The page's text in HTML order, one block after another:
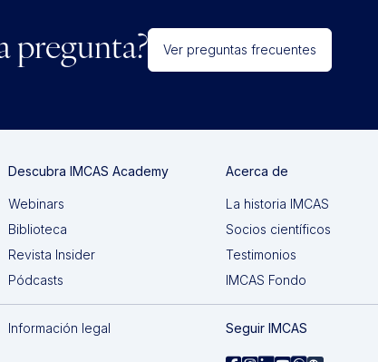
pregunta? Ver preguntas frecuentes
Descubra IMCAS Academy
Webinars
Biblioteca
Revista Insider
Pódcasts
Acerca de
La historia IMCAS
Socios científicos
Testimonios
IMCAS Fondo
Información legal Seguir IMCAS